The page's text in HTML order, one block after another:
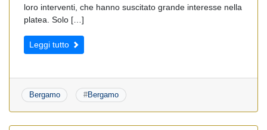
loro interventi, che hanno suscitato grande interesse nella
platea. Solo […]
Leggi tutto
Bergamo #Bergamo